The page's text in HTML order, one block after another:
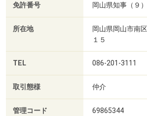
免許番号 岡山県知事（９
所在地
岡山県岡山市南
１５
TEL 086-201-3111
取引態様 仲介
管理コード 69865344